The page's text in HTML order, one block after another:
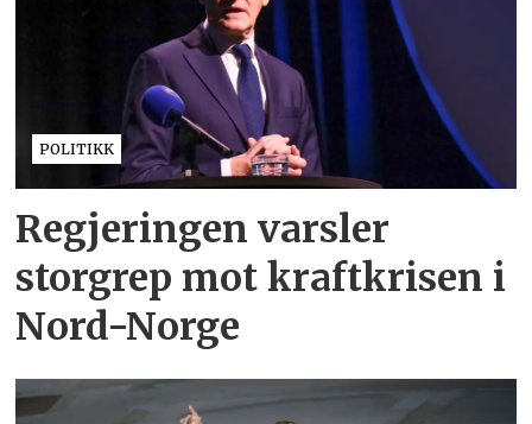
POLITIKK
Regjeringen varsler
storgrep mot kraftkrisen i
Nord-Norge